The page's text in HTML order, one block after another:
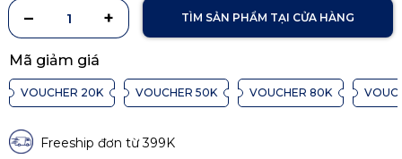
Mã giảm giá
VOUCHER 20K VOUCHER 50K VOUCHER 80K
TÌM SẢN PHẨM TẠI CỬA HÀNG
Freeship đơn từ 399K